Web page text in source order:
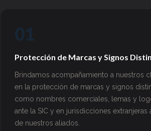
01
Protección de Marcas y Signos
Brindamos acompañamiento a nuestros
en la protección de marcas y signos
como nombres comerciales, lemas y
ante la SIC y en jurisdicciones extranjeras
de nuestros aliados.